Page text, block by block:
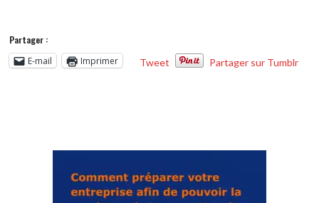
Partager :
E-mail
Imprimer Tweet Partager sur Tumblr